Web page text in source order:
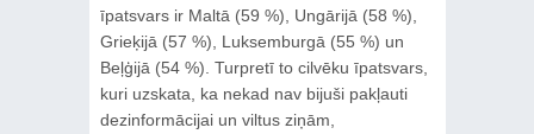
īpatsvars ir Maltā (59 %), Ungārijā (58 %),
Grieķijā (57 %), Luksemburgā (55 %) un
Beļģijā (54 %). Turpretī to cilvēku īpatsvars,
kuri uzskata, ka nekad nav bijuši pakļauti
dezinformācijai un viltus ziņām,